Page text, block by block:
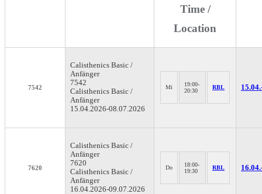
Time /
Location
7542
Calisthenics Basic /
Anfänger
7542
Calisthenics Basic /
Anfänger
15.04.2026-08.07.2026
Mi
19:00-
20:30
RBL
7620
Calisthenics Basic /
Anfänger
7620
Calisthenics Basic /
Anfänger
16.04.2026-09.07.2026
Do
18:00-
19:30
RBL